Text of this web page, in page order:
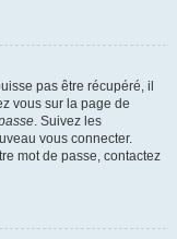
pas être récupéré, il
vous sur la page de
. Suivez les
vous connecter.
mot de passe, contactez